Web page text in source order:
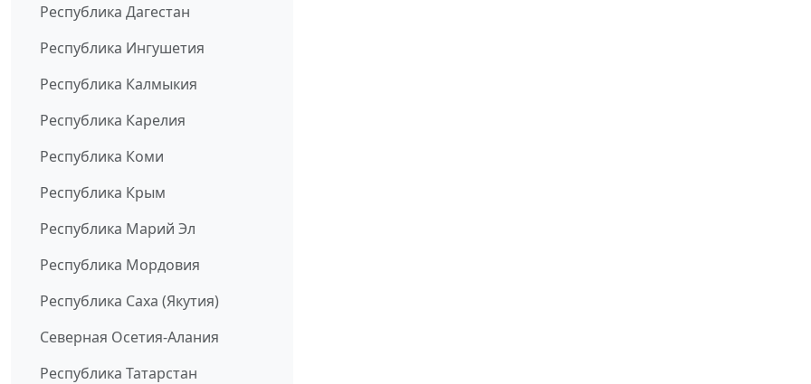
Республика Дагестан
Республика Ингушетия
Республика Калмыкия
Республика Карелия
Республика Коми
Республика Крым
Республика Марий Эл
Республика Мордовия
Республика Саха (Якутия)
Северная Осетия-Алания
Республика Татарстан